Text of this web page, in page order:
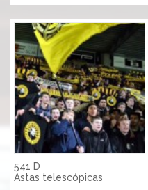
541 D
Astas telescópicas